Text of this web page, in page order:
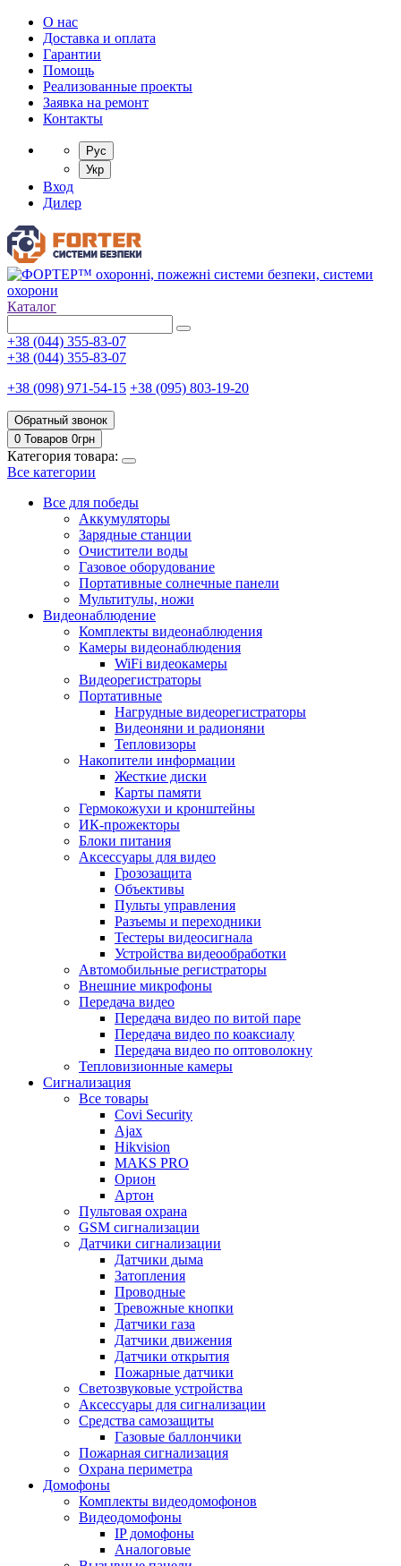
О нас
Доставка и оплата
Гарантии
Помощь
Реализованные проекты
Заявка на ремонт
Контакты
Рус
Укр
Вход
Дилер
Каталог
+38 (044) 355-83-07
+38 (044) 355-83-07
+38 (098) 971-54-15 +38 (095) 803-19-20
Обратный звонок
0 Товаров 0грн
Категория товара:
Все категории
Все для победы
Аккумуляторы
Зарядные станции
Очистители воды
Газовое оборудование
Портативные солнечные панели
Мультитулы, ножи
Видеонаблюдение
Комплекты видеонаблюдения
Камеры видеонаблюдения
WiFi видеокамеры
Видеорегистраторы
Портативные
Нагрудные видеорегистраторы
Видеоняни и радионяни
Тепловизоры
Накопители информации
Жесткие диски
Карты памяти
Гермокожухи и кронштейны
ИК-прожекторы
Блоки питания
Аксессуары для видео
Грозозащита
Объективы
Пульты управления
Разъемы и переходники
Тестеры видеосигнала
Устройства видеообработки
Автомобильные регистраторы
Внешние микрофоны
Передача видео
Передача видео по витой паре
Передача видео по коаксиалу
Передача видео по оптоволокну
Тепловизионные камеры
Сигнализация
Все товары
Covi Security
Ajax
Hikvision
MAKS PRO
Орион
Артон
Пультовая охрана
GSM сигнализации
Датчики сигнализации
Датчики дыма
Затопления
Проводные
Тревожные кнопки
Датчики газа
Датчики движения
Датчики открытия
Пожарные датчики
Светозвуковые устройства
Аксессуары для сигнализации
Средства самозащиты
Газовые баллончики
Пожарная сигнализация
Охрана периметра
Домофоны
Комплекты видеодомофонов
Видеодомофоны
IP домофоны
Аналоговые